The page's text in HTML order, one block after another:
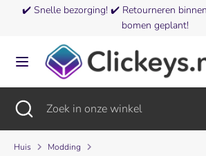
Verder
✔️ Snelle bezorging! ✔️ Retourneren
bomen geplant!
ZoekenZoek
winkel
Zoeken Zoek
onze
winkel
Zoekopdracht
sluiten
Huis
Modding